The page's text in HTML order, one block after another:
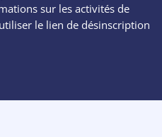
le contenu de ce site vous
sur les activités de
le lien de désinscription